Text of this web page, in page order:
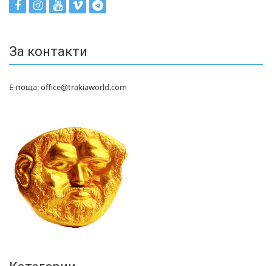
За контакти
Е-поща: office@trakiaworld.com